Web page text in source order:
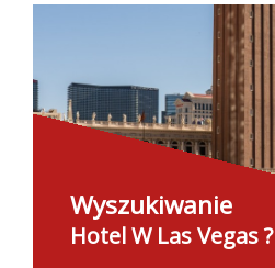
Wyszukiwanie
Hotel W Las Vegas ?